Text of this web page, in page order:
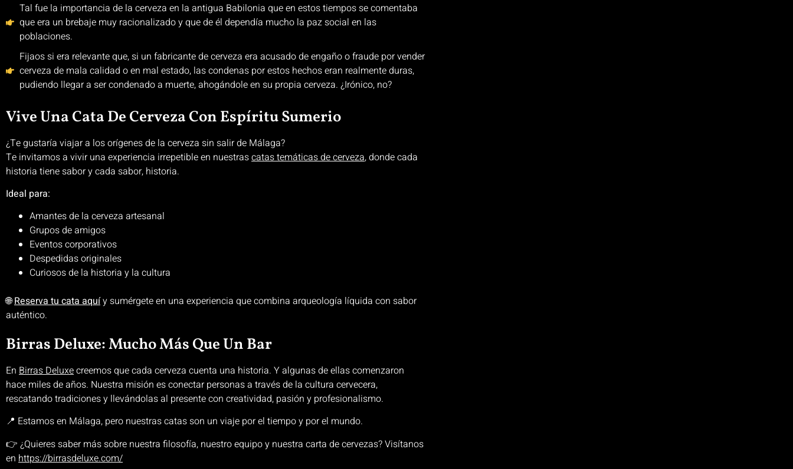
Tal fue la importancia de la cerveza en la antigua Babilonia que en estos tiempos se comentaba
que era un brebaje muy racionalizado y que de él dependía mucho la paz social en las
poblaciones.
Fijaos si era relevante que, si un fabricante de cerveza era acusado de engaño o fraude por vender
cerveza de mala calidad o en mal estado, las condenas por estos hechos eran realmente duras,
pudiendo llegar a ser condenado a muerte, ahogándole en su propia cerveza. ¿Irónico, no?
Vive Una Cata De Cerveza Con Espíritu Sumerio
¿Te gustaría viajar a los orígenes de la cerveza sin salir de Málaga?
Te invitamos a vivir una experiencia irrepetible en nuestrascatas temáticas de cerveza, donde cada
historia tiene sabor y cada sabor, historia.
Ideal para:
Amantes de la cerveza artesanal
Grupos de amigos
Eventos corporativos
Despedidas originales
Curiosos de la historia y la cultura
🌐Reserva tu cata aquíy sumérgete en una experiencia que combina arqueología líquida con sabor
auténtico.
Birras Deluxe: Mucho Más Que Un Bar
En Birras Deluxecreemos que cada cerveza cuenta una historia. Y algunas de ellas comenzaron
hace miles de años. Nuestra misión es conectar personas a través de la cultura cervecera,
rescatando tradiciones y llevándolas al presente con creatividad, pasión y profesionalismo.
📍 Estamos en Málaga, pero nuestras catas son un viaje por el tiempo y por el mundo.
👉 ¿Quieres saber más sobre nuestra filosofía, nuestro equipo y nuestra carta de cervezas? Visítanos
en https://birrasdeluxe.com/